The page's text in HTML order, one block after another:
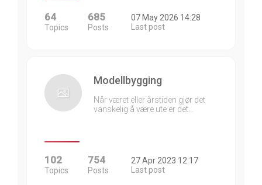
64
Topics
685
Posts
07 May 2026 14:28
Last post
Modellbygging
Når været eller årstiden gjør det
vanskelig å være ute er det…
102
Topics
754
Posts
27 Apr 2023 12:17
Last post